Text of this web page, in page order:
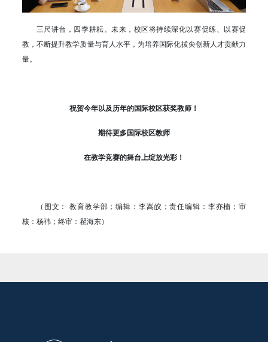
三尺讲台，四季耕耘。未来，校区将持续深化以赛促练、以赛促
教，不断提升教学质量与育人水平，为培养国际化拔尖创新人才贡献力
量。
祝贺今年以及历年的国际校区获奖教师！
期待更多国际校区教师
在教学竞赛的舞台上绽放光彩！
（图文： 教育教学部；编辑：李嵩皎；责任编辑：李亦楠；审
核：杨祎；终审：瞿海东）